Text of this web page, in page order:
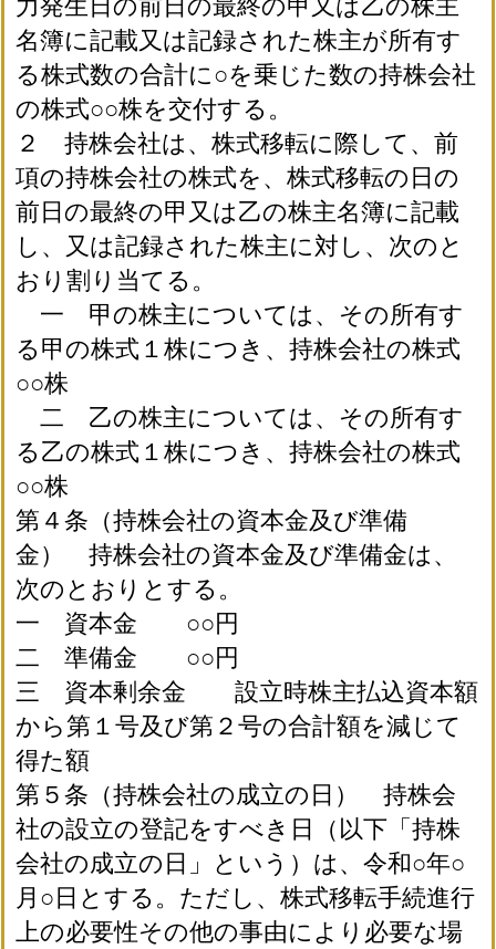
力発生日の前日の最終の甲又は乙の株主
名簿に記載又は記録された株主が所有す
る株式数の合計に○を乗じた数の持株会社
の株式○○株を交付する。
２ 持株会社は、株式移転に際して、前
項の持株会社の株式を、株式移転の日の
前日の最終の甲又は乙の株主名簿に記載
し、又は記録された株主に対し、次のと
おり割り当てる。
一 甲の株主については、その所有す
る甲の株式１株につき、持株会社の株式
○○株
二 乙の株主については、その所有す
る乙の株式１株につき、持株会社の株式
○○株
第４条（持株会社の資本金及び準備
金） 持株会社の資本金及び準備金は、
次のとおりとする。
一 資本金 ○○円
二 準備金 ○○円
三 資本剰余金 設立時株主払込資本額
から第１号及び第２号の合計額を減じて
得た額
第５条（持株会社の成立の日） 持株会
社の設立の登記をすべき日（以下「持株
会社の成立の日」という）は、令和○年○
月○日とする。ただし、株式移転手続進行
上の必要性その他の事由により必要な場